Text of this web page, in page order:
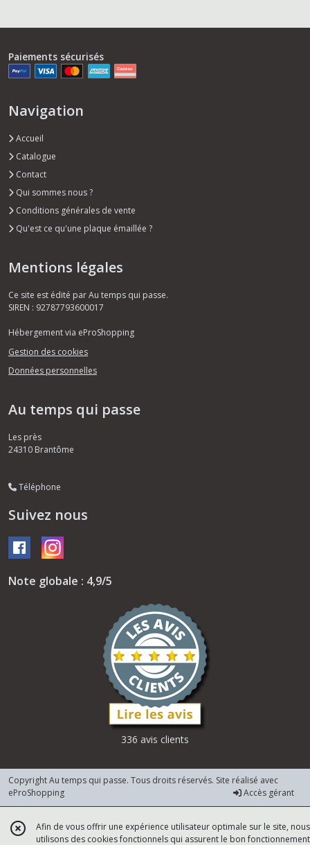
Paiements sécurisés
Navigation
Accueil
Catalogue
Contact
Qui sommes nous ?
Conditions générales de vente
Qu'est ce qu'une plaque émaillée ?
Mentions légales
Ce site est édité par Au temps qui passe.
SIREN : 92787793600017
Hébergement via eProShopping
Gestion des cookies
Données personnelles
Au temps qui passe
Les près
24310 Brantôme
Téléphone
Suivez nous
Note globale : 4,9/5
336 avis clients
Copyright Au temps qui passe. Tous droits réservés. Site réalisé avec
eProShopping
Accès gérant
Afin de vous offrir une expérience utilisateur optimale sur le site, nous
utilisons des cookies fonctionnels qui assurent le bon fonctionnement